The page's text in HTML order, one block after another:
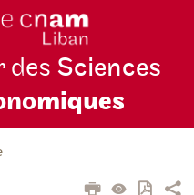
des Sciences
miques